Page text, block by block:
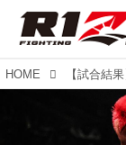
HOME